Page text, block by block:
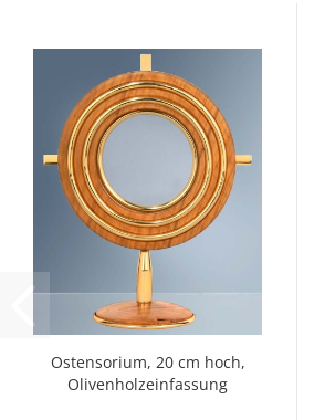
Ostensorium, 20 cm hoch,
Olivenholzeinfassung